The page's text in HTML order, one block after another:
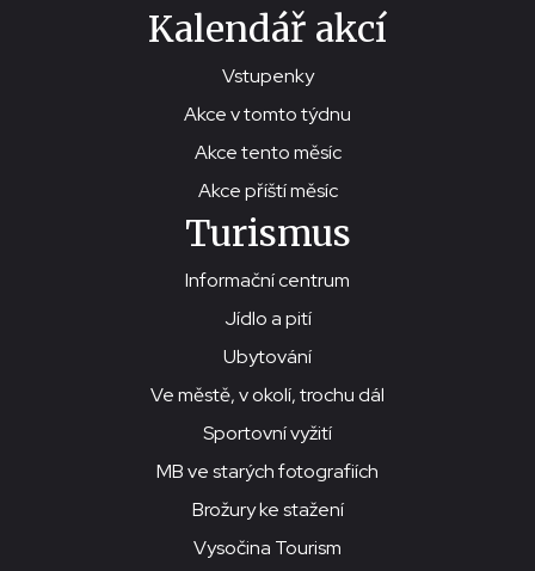
Kalendář akcí
Vstupenky
Akce v tomto týdnu
Akce tento měsíc
Akce příští měsíc
Turismus
Informační centrum
Jídlo a pití
Ubytování
Ve městě, v okolí, trochu dál
Sportovní vyžití
MB ve starých fotografiích
Brožury ke stažení
Vysočina Tourism